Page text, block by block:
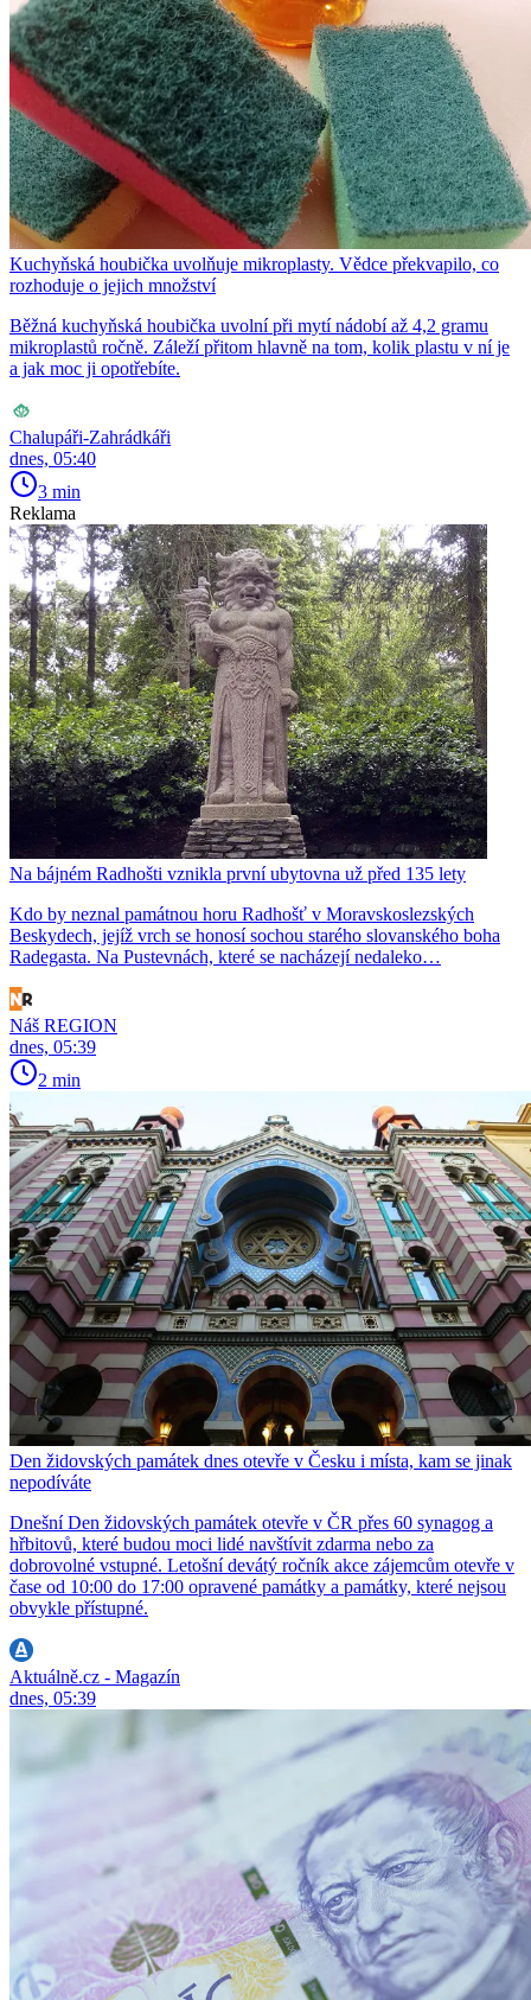
Kuchyňská houbička uvolňuje mikroplasty. Vědce překvapilo, co
rozhoduje o jejich množství
Běžná kuchyňská houbička uvolní při mytí nádobí až 4,2 gramu
mikroplastů ročně. Záleží přitom hlavně na tom, kolik plastu v ní je
a jak moc ji opotřebíte.
Chalupáři-Zahrádkáři
dnes, 05:40
3 min
Reklama
Na bájném Radhošti vznikla první ubytovna už před 135 lety
Kdo by neznal památnou horu Radhošť v Moravskoslezských
Beskydech, jejíž vrch se honosí sochou starého slovanského boha
Radegasta. Na Pustevnách, které se nacházejí nedaleko…
Náš REGION
dnes, 05:39
2 min
Den židovských památek dnes otevře v Česku i místa, kam se jinak
nepodíváte
Dnešní Den židovských památek otevře v ČR přes 60 synagog a
hřbitovů, které budou moci lidé navštívit zdarma nebo za
dobrovolné vstupné. Letošní devátý ročník akce zájemcům otevře v
čase od 10:00 do 17:00 opravené památky a památky, které nejsou
obvykle přístupné.
Aktuálně.cz - Magazín
dnes, 05:39